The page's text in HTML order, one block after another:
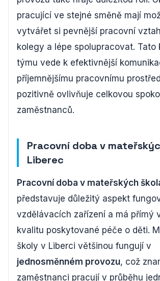
pracující ve stejné směně mají
vytvářet si pevnější pracovní
kolegy a lépe spolupracovat. Tato
týmu vede k efektivnější
příjemnějšímu pracovnímu
pozitivně ovlivňuje celkovou
zaměstnanců.
Pracovní doba v
Liberec
Pracovní doba v mateřských
představuje důležitý aspekt
vzdělávacích zařízení a má přímý
kvalitu poskytované péče o děti.
školy v Liberci většinou fungují v
jednosměnném provozu, což
zaměstnanci pracují v průběhu